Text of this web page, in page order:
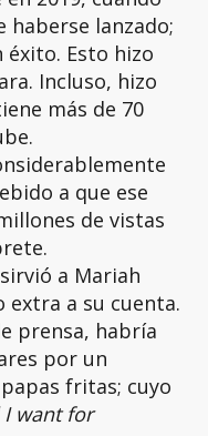
haberse lanzado;
Esto hizo
Incluso, hizo
más de 70
a que ese
de vistas
a Mariah
extra a su cuenta.
prensa, habría
por un
fritas; cuyo
I want for